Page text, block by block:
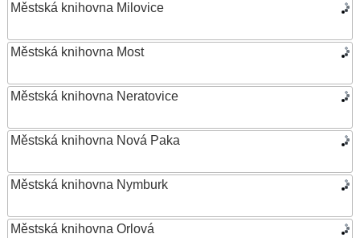
Městská knihovna Milovice
Městská knihovna Most
Městská knihovna Neratovice
Městská knihovna Nová Paka
Městská knihovna Nymburk
Městská knihovna Orlová